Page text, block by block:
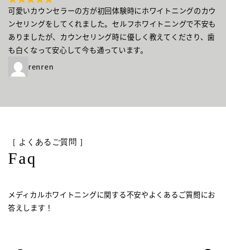
可愛いカウンセラーの方が初回体験時にホワイトニングのカウ
ンセリングをしてくれました。セルフホワイトニングで不安も
ありましたが、カウンセリング時に優しく教えてくださり、歯
も白くなって安心して今も通っています。
renren
［ よくあるご質問 ］
Faq
メディカルホワイトニングに関する不安やよくあるご質問にお
答えします！